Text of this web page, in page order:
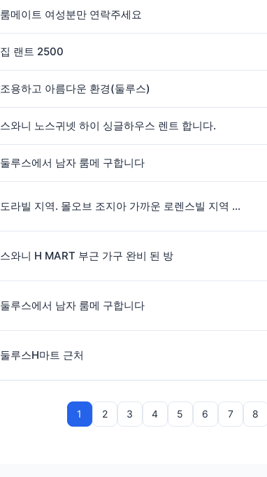
룸메이트 여성분만 연락주세요
집 랜트 2500
조용하고 아름다운 환경(둘루스)
스와니 노스귀넷 하이 싱글하우스 렌트 합니다.
둘루스에서 남자 룸메 구합니다
도라빌 지역. 몰오브 조지아 가까운 로렌스빌 지역 룸렌트합니다.(남자분)
스와니 H MART 부근 가구 완비 된 방
둘루스에서 남자 룸메 구합니다
둘루스H마트 근처
1 2 3 4 5 6 7 8